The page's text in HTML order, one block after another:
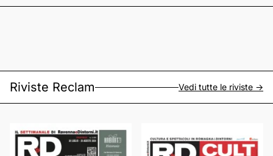
Riviste Reclam Vedi tutte le riviste ->